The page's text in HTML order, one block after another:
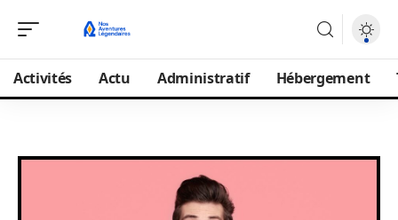
Activités Actu Administratif Hébergement